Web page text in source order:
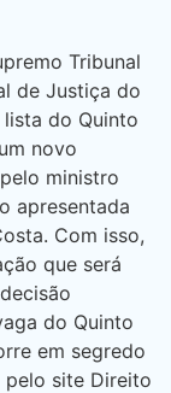
Tribunal
de Justiça do
lista do Quinto
novo
ministro
apresentada
Com isso,
que será
do Quinto
em segredo
site Direito